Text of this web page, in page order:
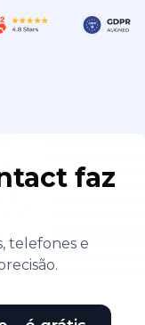
faz
telefones e